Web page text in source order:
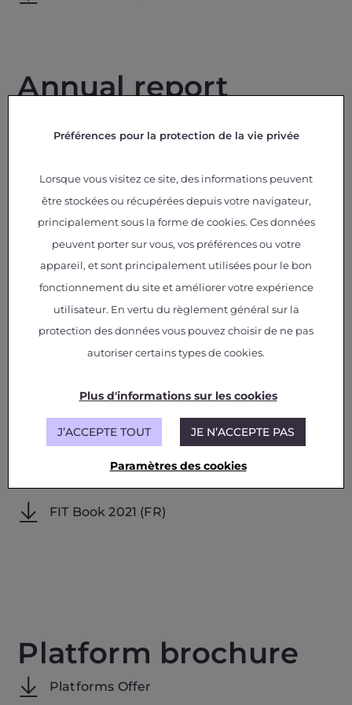
Annual report
(FR)
(FR)
IRT Saint Exupéry - 2023 Annual Report
(FR)
IRT Saint Exupéry - 2022 Annual Report
(FR)
FRENCH INSTITUTES
OF TECHNOLOGY
FIT Book 2023 (FR)
FIT Book 2022 (FR)
FIT Book 2021 (FR)
Platform brochure
Platforms Offer
Préférences pour la protection de la vie privée
Lorsque vous visitez ce site, des informations peuvent
être stockées ou récupérées depuis votre navigateur,
principalement sous la forme de cookies. Ces données
peuvent porter sur vous, vos préférences ou votre
appareil, et sont principalement utilisées pour le bon
fonctionnement du site et améliorer votre expérience
utilisateur. En vertu du règlement général sur la
protection des données vous pouvez choisir de ne pas
autoriser certains types de cookies.
Plus d'informations sur les cookies
J’ACCEPTE TOUT JE N’ACCEPTE PAS
Paramètres des cookies